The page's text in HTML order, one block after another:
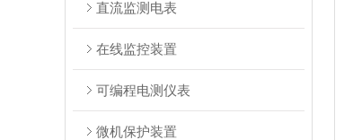
直流监测电表
在线监控装置
可编程电测仪表
微机保护装置